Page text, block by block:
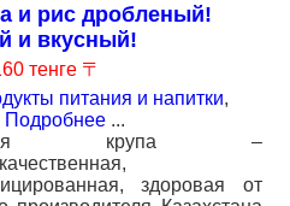
и рис дробленый!
и вкусный!
тенге 〒
питания и напитки,
Подробнее ...
крупа –
здоровая от